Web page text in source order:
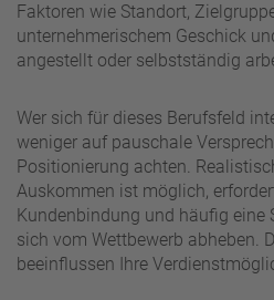
Faktoren wie Standort,
unternehmerischem Geschick
angestellt oder selbstständig
Wer sich für dieses Berufsfeld
weniger auf pauschale
Positionierung achten.
Auskommen ist möglich,
Kundenbindung und häufig eine
sich vom Wettbewerb abheben.
beeinflussen Ihre